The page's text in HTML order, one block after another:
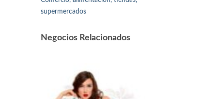
supermercados
Negocios Relacionados